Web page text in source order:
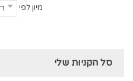
מיון לפי
סל הקניות שלי